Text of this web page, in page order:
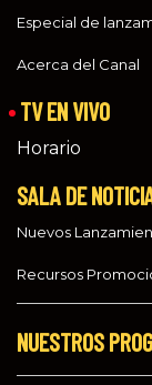
Especial de
Acerca del Canal
TV EN VIVO
Horario
SALA DE
Nuevos
Recursos
NUESTROS